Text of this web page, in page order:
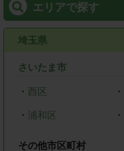
エリアで探す
埼玉県
さいたま市
・ 西区 ・
・ 浦和区 ・
その他市区町村